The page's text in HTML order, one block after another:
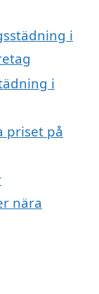
i
i
priset på
nära